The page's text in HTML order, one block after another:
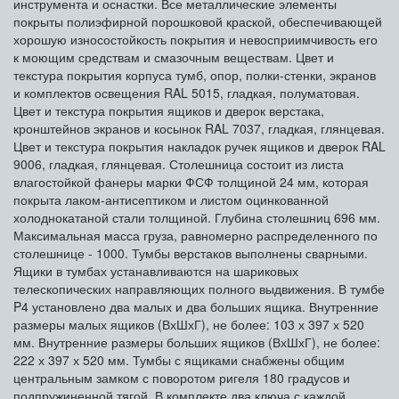
покрыты полиэфирной порошковой краской, обеспечивающей
хорошую износостойкость покрытия и невосприимчивость его
к моющим средствам и смазочным веществам. Цвет и
текстура покрытия корпуса тумб, опор, полки-стенки, экранов
и комплектов освещения RAL 5015, гладкая, полуматовая.
Цвет и текстура покрытия ящиков и дверок верстака,
кронштейнов экранов и косынок RAL 7037, гладкая, глянцевая.
Цвет и текстура покрытия накладок ручек ящиков и дверок RAL
9006, гладкая, глянцевая. Столешница состоит из листа
влагостойкой фанеры марки ФСФ толщиной 24 мм, которая
покрыта лаком-антисептиком и листом оцинкованной
холоднокатаной стали толщиной. Глубина столешниц 696 мм.
Максимальная масса груза, равномерно распределенного по
столешнице - 1000. Тумбы верстаков выполнены сварными.
Ящики в тумбах устанавливаются на шариковых
телескопических направляющих полного выдвижения. В тумбе
P4 установлено два малых и два больших ящика. Внутренние
размеры малых ящиков (ВхШхГ), не более: 103 х 397 х 520
мм. Внутренние размеры больших ящиков (ВхШхГ), не более:
222 х 397 х 520 мм. Тумбы с ящиками снабжены общим
центральным замком с поворотом ригеля 180 градусов и
подпружиненной тягой. В комплекте два ключа с каждой